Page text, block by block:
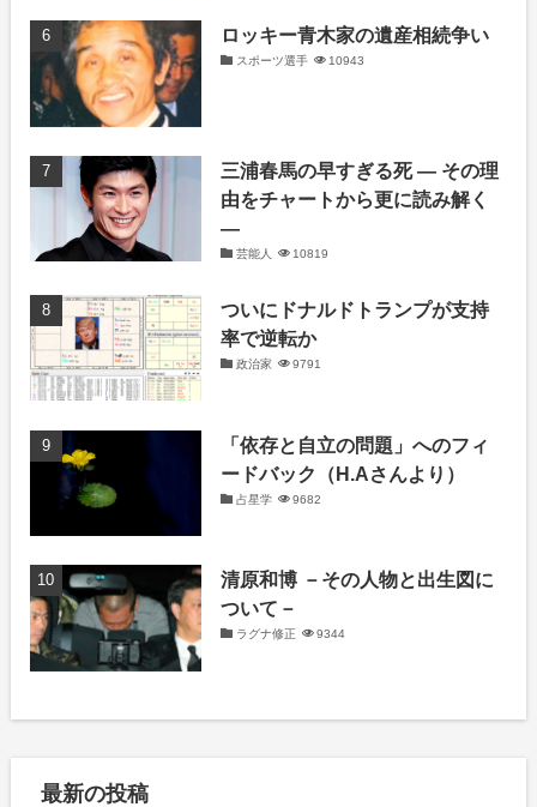
ロッキー青木家の遺産相続争い
スポーツ選手 10943
三浦春馬の早すぎる死 ― その理
由をチャートから更に読み解く
―
芸能人 10819
ついにドナルドトランプが支持
率で逆転か
政治家 9791
「依存と自立の問題」へのフィ
ードバック（H.Aさんより）
占星学 9682
清原和博 －その人物と出生図に
ついて－
ラグナ修正 9344
最新の投稿